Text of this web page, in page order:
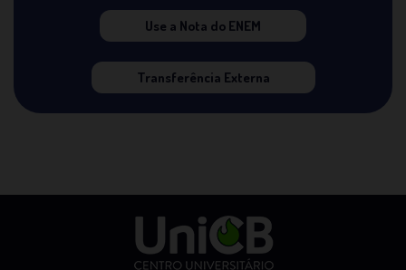
Use a Nota do ENEM
Transferência Externa